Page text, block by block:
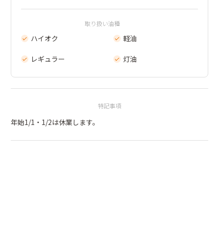
取り扱い油種
ハイオク
レギュラー
軽油
灯油
特記事項
年始1/1・1/2は休業します。